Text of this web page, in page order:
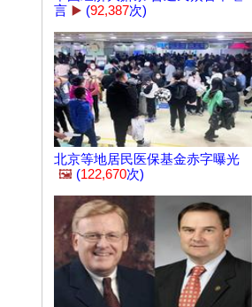
言 ▶️ (92,387次)
北京等地居民医保基金赤字曝光
🖼️ (122,670次)